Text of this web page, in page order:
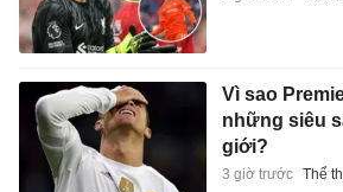
Vì sao
những siêu
giới?
3 giờ trước Thể